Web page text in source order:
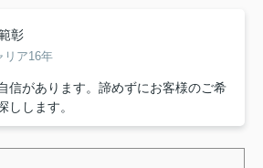
彰
リア16年
信があります。諦めずにお客様のご希
しします。